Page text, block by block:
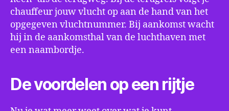
chauffeur jouw vlucht op aan de hand van het
opgegeven vluchtnummer. Bij aankomst wacht
hij in de aankomsthal van de luchthaven met
een naambordje.
De voordelen op een rijtje